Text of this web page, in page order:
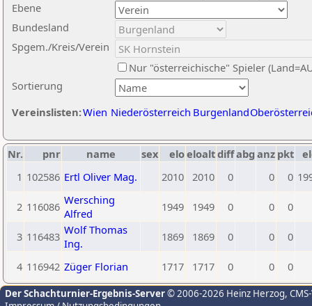
Ebene
Sortierung
Bundesland
Spgem./Kreis/Verein
Nur "österreichische" Spieler
Vereinslisten:Wien Niederösterreich Burgenland
Nr. pnr name sex eloeloaltdiffabg anz pkt
1 102586 Ertl Oliver Mag. 2010 2010 0 0 0
2 116086 Wersching
Alfred
1949 1949 0 0 0
3 116483 Wolf Thomas
Ing.
1869 1869 0 0 0
4 116942 Züger Florian 1717 1717 0 0 0
Der Schachturnier-Ergebnis-Server© 2006-2026 Heinz Herzog,